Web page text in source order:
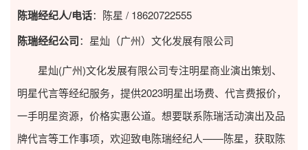
陈瑞经纪人/电话：陈星 / 18620722555
陈瑞经纪公司：星灿（广州）文化发展有限公司
星灿(广州)文化发展有限公司专注明星商业演出策划、
明星代言等经纪服务，提供2023明星出场费、代言费报价，
一手明星资源，价格实惠公道。想要联系陈瑞活动演出及品
牌代言等工作事项，欢迎致电陈瑞经纪人——陈星，获取陈